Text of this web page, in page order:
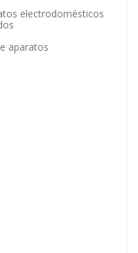
electrodomésticos
aparatos